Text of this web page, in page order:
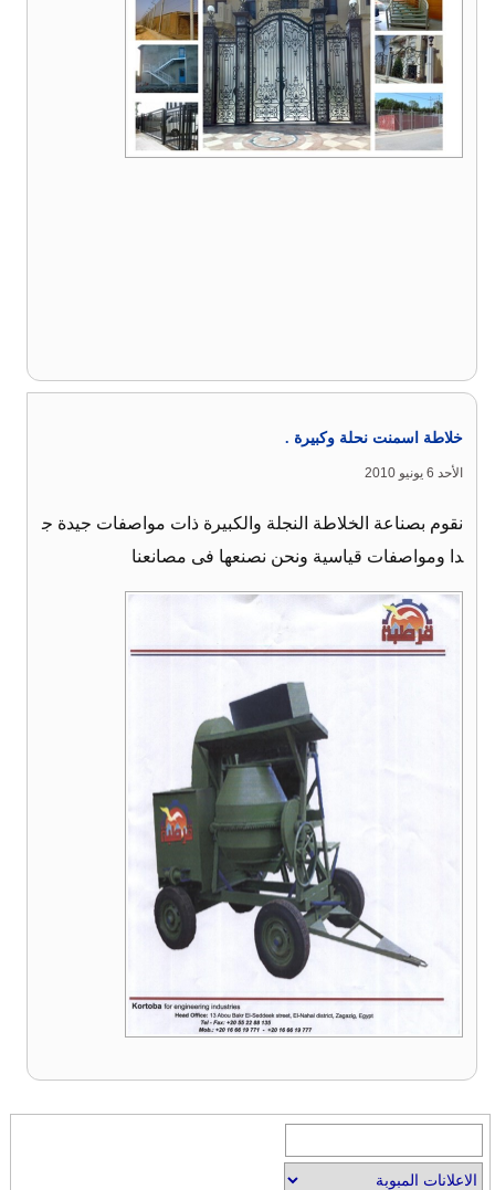
خلاطة اسمنت نحلة وكبيرة .
الأحد 6 يونيو 2010
نقوم بصناعة الخلاطة النجلة والكبيرة ذات مواصفات جيدة ج
دا ومواصفات قياسية ونحن نصنعها فى مصانعنا